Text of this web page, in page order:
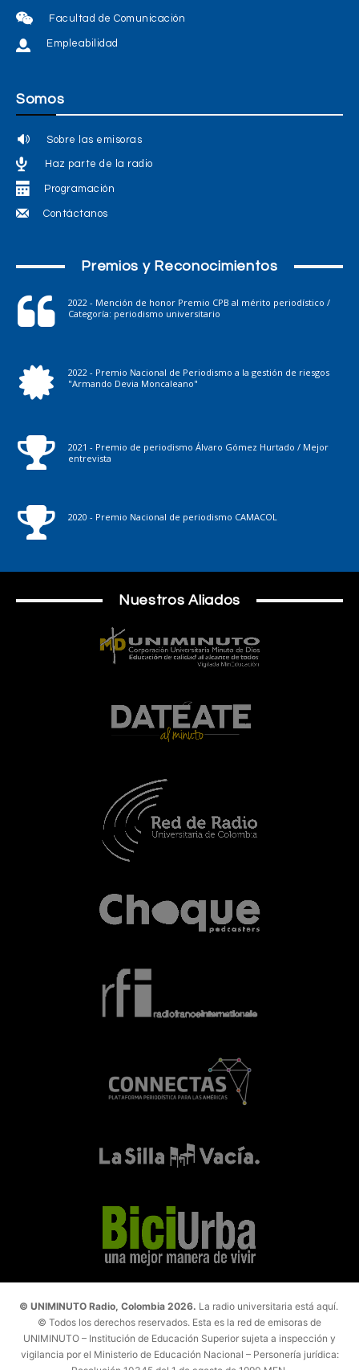
Facultad de Comunicación
Empleabilidad
Somos
Sobre las emisoras
Haz parte de la radio
Programación
Contáctanos
Premios y Reconocimientos
2022 - Mención de honor Premio CPB al mérito periodístico /
Categoría: periodismo universitario
2022 - Premio Nacional de Periodismo a la gestión de riesgos
"Armando Devia Moncaleano"
2021 - Premio de periodismo Álvaro Gómez Hurtado / Mejor
entrevista
2020 - Premio Nacional de periodismo CAMACOL
Nuestros Aliados
© UNIMINUTO Radio, Colombia 2026. La radio universitaria está aquí.
© Todos los derechos reservados. Esta es la red de emisoras de
UNIMINUTO – Institución de Educación Superior sujeta a inspección y
vigilancia por el Ministerio de Educación Nacional – Personería jurídica: